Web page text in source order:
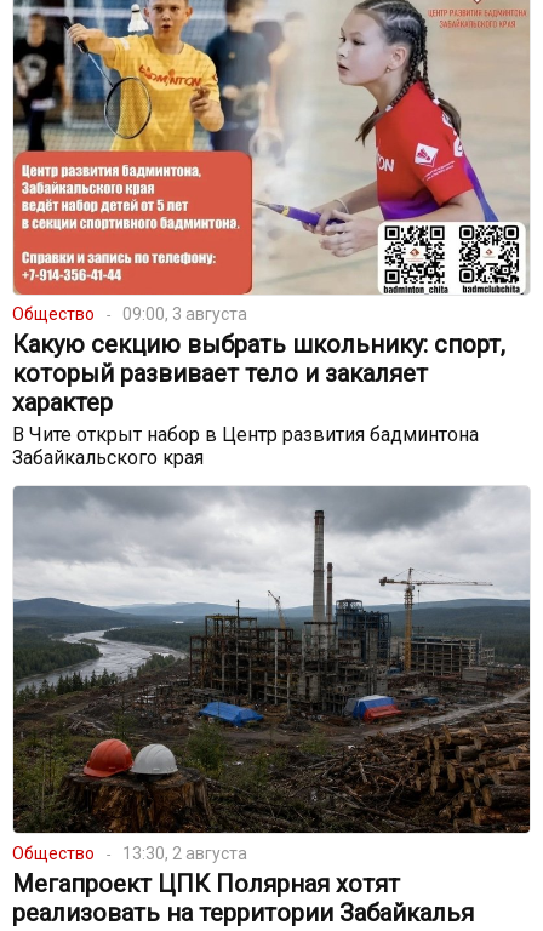
Общество 09:00, 3 августа
Какую секцию выбрать школьнику: спорт,
который развивает тело и закаляет
характер
В Чите открыт набор в Центр развития бадминтона
Забайкальского края
Общество 13:30, 2 августа
Мегапроект ЦПК Полярная хотят
реализовать на территории Забайкалья